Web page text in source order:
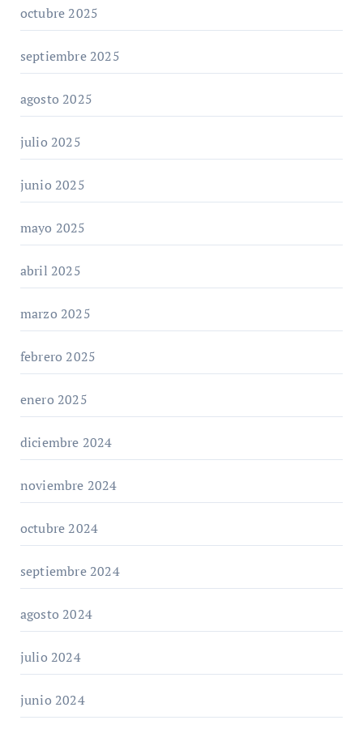
octubre 2025
septiembre 2025
agosto 2025
julio 2025
junio 2025
mayo 2025
abril 2025
marzo 2025
febrero 2025
enero 2025
diciembre 2024
noviembre 2024
octubre 2024
septiembre 2024
agosto 2024
julio 2024
junio 2024